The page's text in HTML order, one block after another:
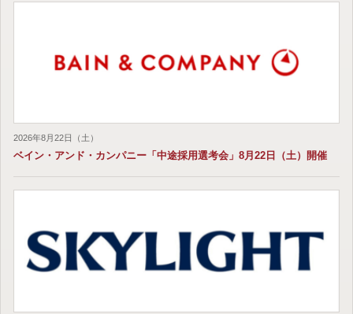
2026年8月22日（土）
ベイン・アンド・カンパニー「中途採用選考会」8月22日（土）開催